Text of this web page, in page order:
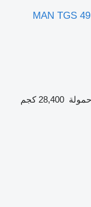
MAN TGS
حمولة 28,400 كجم